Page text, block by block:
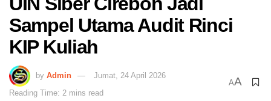
Sampel Utama Audit Rinci
KIP Kuliah
by Admin
Jumat, 24 April 2026
Reading Time: 2 mins read
AA